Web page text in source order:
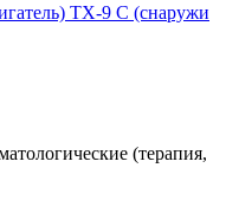
ТХ-9 С (снаружи
(терапия,